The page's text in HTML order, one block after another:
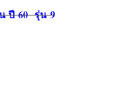
ปี 60 รุ่น 9